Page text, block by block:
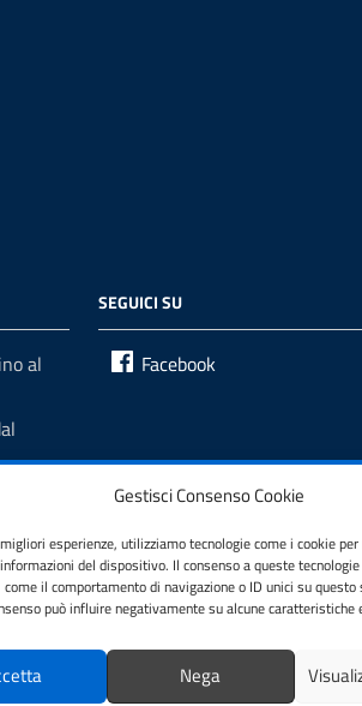
Gestisci Consenso Cookie
esperienze, utilizziamo tecnologie come i cookie
del dispositivo. Il consenso a queste
il comportamento di navigazione o ID unici su
può influire negativamente su alcune caratteristiche
Nega
al
SEGUICI SU
Facebook